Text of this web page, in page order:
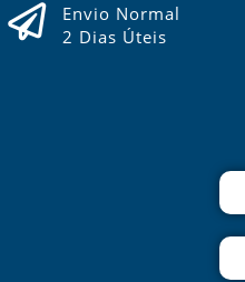
Envio Normal
2 Dias Úteis